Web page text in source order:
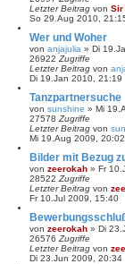
Letzter Beitrag von Sir
So 29.Aug 2010,
Wer und Woher
von anjajulia » Di
26922 Zugriffe
Letzter Beitrag von
Di 19.Jan 2010, 21:19
Tanzpartnersuche
von sunshine » Mi
27578 Zugriffe
Letzter Beitrag von
Mi 19.Aug 2009, 20:02
Bilder mit Bezug
von zeerokah » Fr
28522 Zugriffe
Letzter Beitrag von
Fr 10.Jul 2009, 15:40
von zeerokah » Di
26576 Zugriffe
Letzter Beitrag von
Di 23.Jun 2009, 20:34